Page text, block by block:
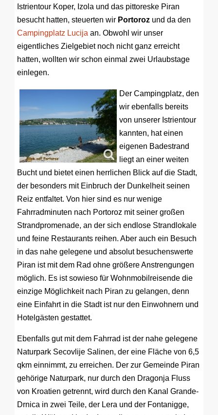
Istrientour Koper, Izola und das pittoreske Piran
besucht hatten, steuerten wir Portoroz und da den
Campingplatz Lucija an. Obwohl wir unser
eigentliches Zielgebiet noch nicht ganz erreicht
hatten, wollten wir schon einmal zwei Urlaubstage
einlegen.
Der Campingplatz, den
wir ebenfalls bereits
von unserer Istrientour
kannten, hat einen
eigenen Badestrand
liegt an einer weiten
Bucht und bietet einen herrlichen Blick auf die Stadt,
der besonders mit Einbruch der Dunkelheit seinen
Reiz entfaltet. Von hier sind es nur wenige
Fahrradminuten nach Portoroz mit seiner großen
Strandpromenade, an der sich endlose Strandlokale
und feine Restaurants reihen. Aber auch ein Besuch
in das nahe gelegene und absolut besuchenswerte
Piran ist mit dem Rad ohne größere Anstrengungen
möglich. Es ist sowieso für Wohnmobilreisende die
einzige Möglichkeit nach Piran zu gelangen, denn
eine Einfahrt in die Stadt ist nur den Einwohnern und
Hotelgästen gestattet.
Ebenfalls gut mit dem Fahrrad ist der nahe gelegene
Naturpark Secovlije Salinen, der eine Fläche von 6,5
qkm einnimmt, zu erreichen. Der zur Gemeinde Piran
gehörige Naturpark, nur durch den Dragonja Fluss
von Kroatien getrennt, wird durch den Kanal Grande-
Drnica in zwei Teile, der Lera und der Fontanigge,